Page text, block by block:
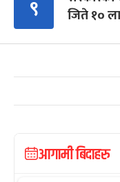
९
जिते १०
आगामी बिदाहरु